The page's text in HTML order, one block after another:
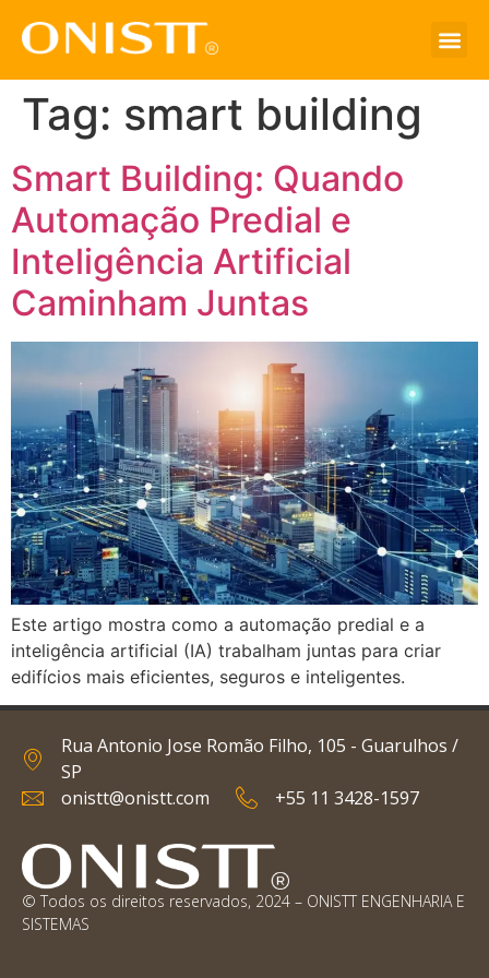
Tag: smart building
Smart Building: Quando
Automação Predial e
Inteligência Artificial
Caminham Juntas
Este artigo mostra como a automação predial e a
inteligência artificial (IA) trabalham juntas para criar
edifícios mais eficientes, seguros e inteligentes.
Rua Antonio Jose Romão Filho, 105 - Guarulhos /
SP
onistt@onistt.com
+55 11 3428-1597
© Todos os direitos reservados, 2024 – ONISTT ENGENHARIA E
SISTEMAS